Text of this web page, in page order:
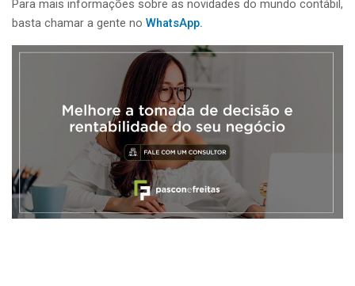
Para mais informações sobre as novidades do mundo contábil,
basta chamar a gente no WhatsApp.